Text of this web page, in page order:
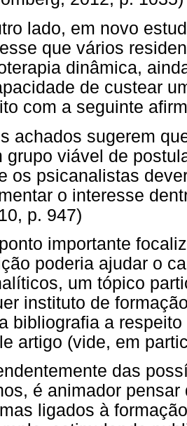
lado, em novo
que vários
dinâmica,
de custear
com a seguinte
achados sugerem
grupo viável de
os psicanalistas
o interesse
p. 947)
importante
poderia ajudar o
um tópico
instituto de
bibliografia a
artigo (vide, em
das
é animador
ligados à